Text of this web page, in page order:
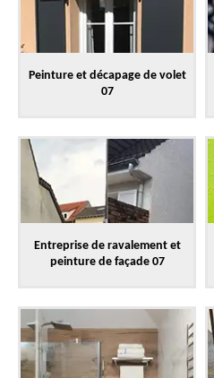
Peinture et décapage de volet
07
Entreprise de ravalement et
peinture de façade 07